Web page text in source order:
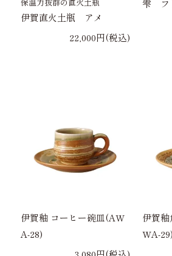
保温力抜群の直火土瓶
伊賀直火土瓶 アメ
22,000円(税込)
雫 フ
伊賀釉 コーヒー碗皿(AW
A-28)
伊賀
WA-29)